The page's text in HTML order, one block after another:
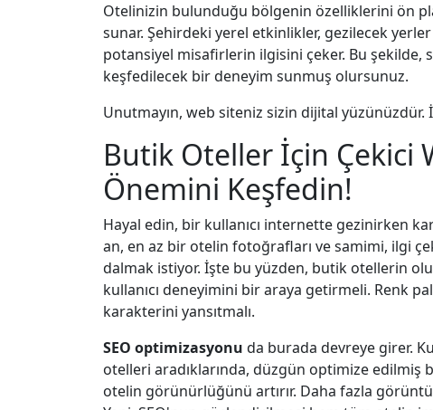
Otelinizin bulunduğu bölgenin özelliklerini ön
sunar. Şehirdeki yerel etkinlikler, gezilecek
potansiyel misafirlerin ilgisini çeker. Bu şekilde,
keşfedilecek bir deneyim sunmuş olursunuz.
Unutmayın, web siteniz sizin dijital
Butik Oteller İçin Çekici
Önemini Keşfedin!
Hayal edin, bir kullanıcı internette gezinirken
an, en az bir otelin fotoğrafları ve samimi, ilgi
dalmak istiyor. İşte bu yüzden, butik otellerin
kullanıcı deneyimini bir araya getirmeli. Renk
karakterini yansıtmalı.
SEO optimizasyonu da burada devreye girer.
otelleri aradıklarında, düzgün optimize edilmiş
otelin görünürlüğünü artırır. Daha fazla